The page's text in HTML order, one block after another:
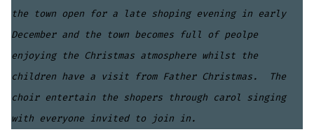
the town open for a late shoping evening in early
December and the town becomes full of peolpe
enjoying the Christmas atmosphere whilst the
children have a visit from Father Christmas. The
choir entertain the shopers through carol singing
with everyone invited to join in.